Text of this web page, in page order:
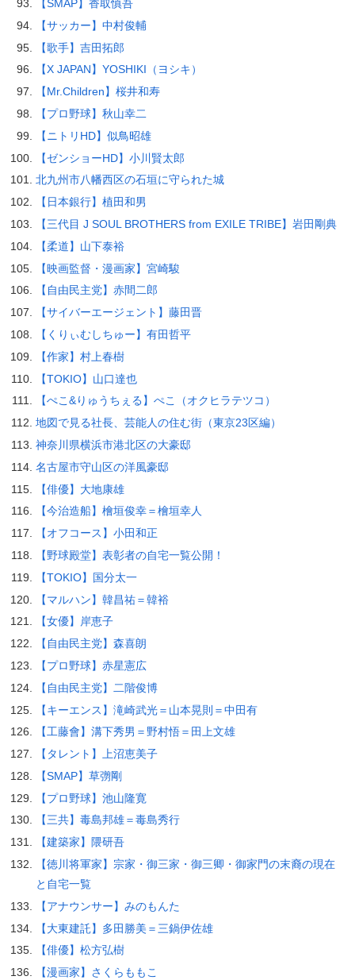
【SMAP】香取慎吾
【サッカー】中村俊輔
【歌手】吉田拓郎
【X JAPAN】YOSHIKI（ヨシキ）
【Mr.Children】桜井和寿
【プロ野球】秋山幸二
【ニトリHD】似鳥昭雄
【ゼンショーHD】小川賢太郎
北九州市八幡西区の石垣に守られた城
【日本銀行】植田和男
【三代目 J SOUL BROTHERS from EXILE TRIBE】岩田剛典
【柔道】山下泰裕
【映画監督・漫画家】宮崎駿
【自由民主党】赤間二郎
【サイバーエージェント】藤田晋
【くりぃむしちゅー】有田哲平
【作家】村上春樹
【TOKIO】山口達也
【ぺこ&りゅうちぇる】ぺこ（オクヒラテツコ）
地図で見る社長、芸能人の住む街（東京23区編）
神奈川県横浜市港北区の大豪邸
名古屋市守山区の洋風豪邸
【俳優】大地康雄
【今治造船】檜垣俊幸＝檜垣幸人
【オフコース】小田和正
【野球殿堂】表彰者の自宅一覧公開！
【TOKIO】国分太一
【マルハン】韓昌祐＝韓裕
【女優】岸恵子
【自由民主党】森喜朗
【プロ野球】赤星憲広
【自由民主党】二階俊博
【キーエンス】滝崎武光＝山本晃則＝中田有
【工藤會】溝下秀男＝野村悟＝田上文雄
【タレント】上沼恵美子
【SMAP】草彅剛
【プロ野球】池山隆寛
【三共】毒島邦雄＝毒島秀行
【建築家】隈研吾
【徳川将軍家】宗家・御三家・御三卿・御家門の末裔の現在
と自宅一覧
【アナウンサー】みのもんた
【大東建託】多田勝美＝三鍋伊佐雄
【俳優】松方弘樹
【漫画家】さくらももこ